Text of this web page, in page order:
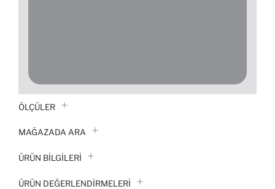
ÖLÇÜLER
MAĞAZADA ARA
ÜRÜN BILGILERI
ÜRÜN DEĞERLENDİRMELERİ